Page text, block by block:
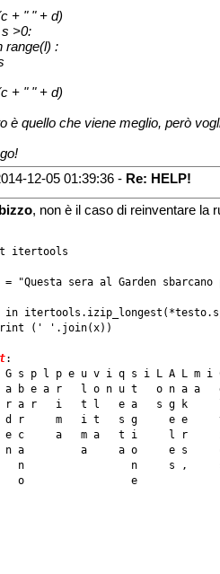
+ " " + d)
>0:
range(l) :
+ " " + d)
è quello che viene meglio, però
12-05 01:39:36 - Re: HELP!
bizzo, non è il caso di reinventare la
itertools
= "Questa sera al Garden
in
(' '.join(x))
:
G s p l p e u v i q s i L A L m i
a b e a r   l o n u t   o n a a
r a r   i   t l   e a   s g k
d r     m   i t   s g     e e
c     a   m a   t i     l r
n a         a     a o     e s
n                 n     s ,
o                 e